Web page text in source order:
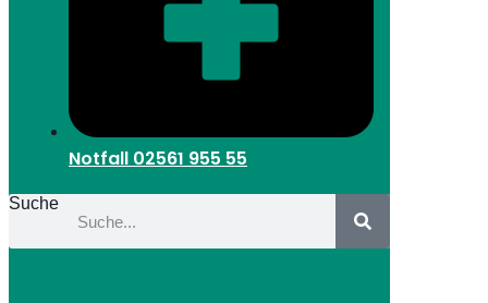
Notfall 02561 955 55
Suche